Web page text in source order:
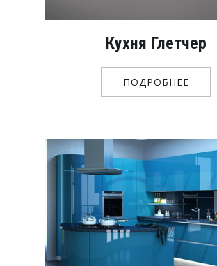
Кухня Глетчер
ПОДРОБНЕЕ